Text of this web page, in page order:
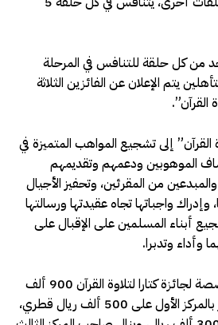
من كل حلقة للتنافس في المرحلة
يتم الإعلان عن الفائزين الثلاثة
القرآن”.
القرآن” إلى تشجيع المواهب المتميزة في
الموهوبين ودعمهم وتقديمهم
من المقرئين، وتحفيز الأجيال
وإدراك واجباتها تجاه عقيدتها ورسالتها
أبناء المسلمين على الإقبال على
وأداء وتدبرا.
وتبلغ قيمة الجوائز المخصصة لجائزة كتارا لتلاوة القرآن 900 ألف
ريال قطري، يحصل الفائز بالمركز الأول على 500 ألف ريال قطري،